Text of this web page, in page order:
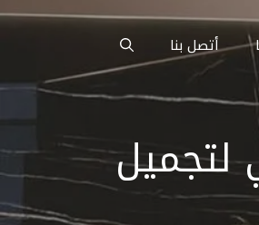
أتصل بنا
العصري لتجميل